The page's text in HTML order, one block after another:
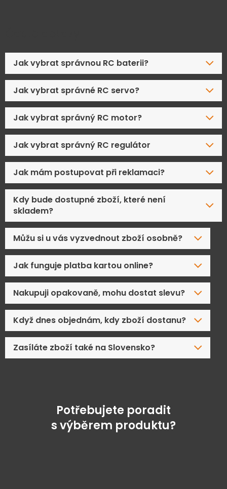
Jak vybrat správnou RC baterii?
Jak vybrat správné RC servo?
Jak vybrat správný RC motor?
Jak vybrat správný RC regulátor
Jak mám postupovat při reklamaci?
Kdy bude dostupné zboží, které není
skladem?
Můžu si u vás vyzvednout zboží osobně?
Jak funguje platba kartou online?
Nakupuji opakovaně, mohu dostat slevu?
Když dnes objednám, kdy zboží dostanu?
Zasíláte zboží také na Slovensko?
Potřebujete poradit
s výběrem produktu?